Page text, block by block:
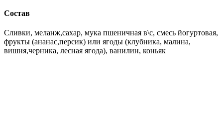
Состав
Сливки, меланж,сахар, мука пшеничная в\с, смесь йогуртовая,
фрукты (ананас,персик) или ягоды (клубника, малина,
вишня,черника, лесная ягода), ванилин, коньяк